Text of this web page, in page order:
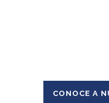
CONOCE A